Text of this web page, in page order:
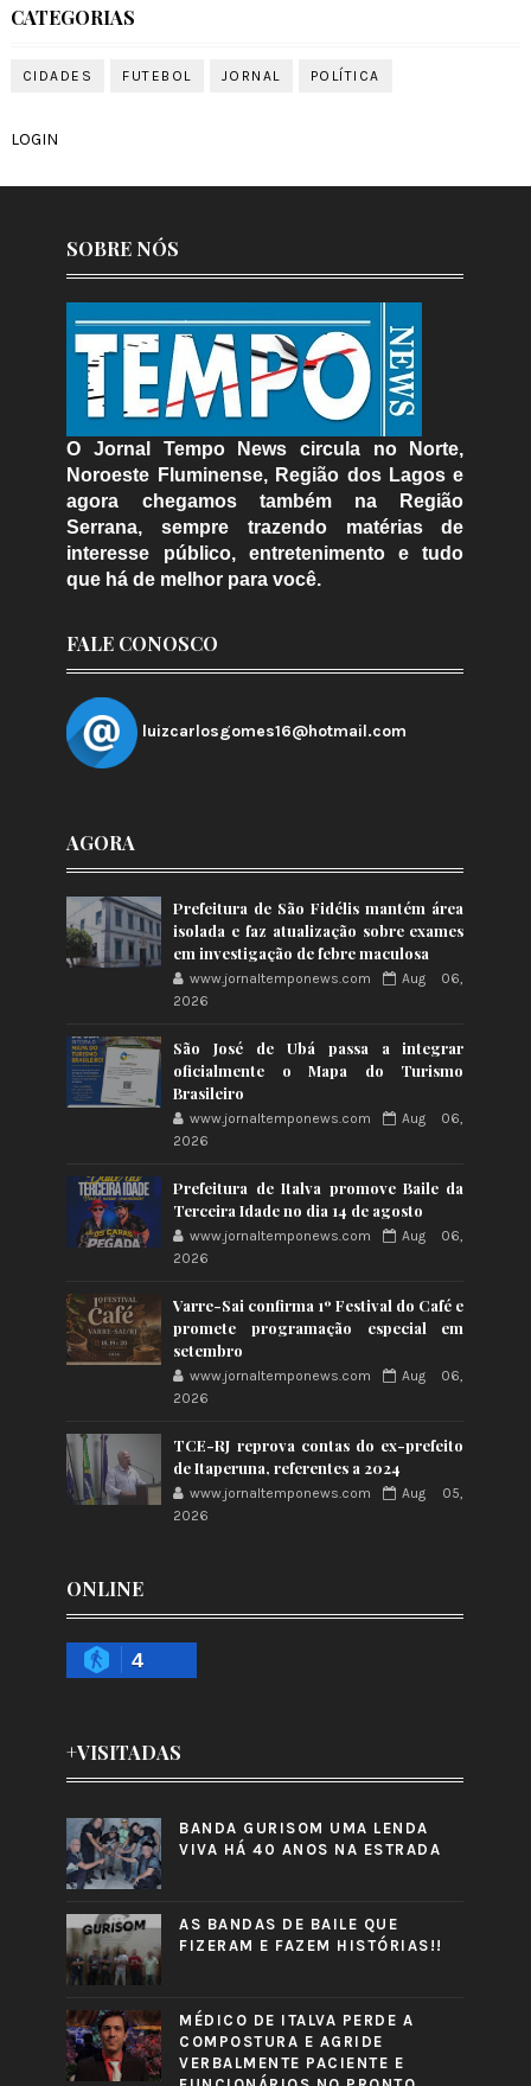
CATEGORIAS
CIDADES FUTEBOL JORNAL POLÍTICA
LOGIN
SOBRE NÓS
O Jornal Tempo News circula no Norte,
Noroeste Fluminense, Região dos Lagos e
agora chegamos também na Região
Serrana, sempre trazendo matérias de
interesse público, entretenimento e tudo
que há de melhor para você.
FALE CONOSCO
luizcarlosgomes16@hotmail.com
AGORA
Prefeitura de São Fidélis mantém área
isolada e faz atualização sobre exames
em investigação de febre maculosa
www.jornaltemponews.com
Aug 06,
2026
São José de Ubá passa a integrar
oficialmente o Mapa do Turismo
Brasileiro
www.jornaltemponews.com
Aug 06,
2026
Prefeitura de Italva promove Baile da
Terceira Idade no dia 14 de agosto
www.jornaltemponews.com
Aug 06,
2026
Varre-Sai confirma 1º Festival do Café e
promete programação especial em
setembro
www.jornaltemponews.com
Aug 06,
2026
TCE-RJ reprova contas do ex-prefeito
de Itaperuna, referentes a 2024
www.jornaltemponews.com
Aug 05,
2026
ONLINE
4
+VISITADAS
BANDA GURISOM UMA LENDA
VIVA HÁ 40 ANOS NA ESTRADA
AS BANDAS DE BAILE QUE
FIZERAM E FAZEM HISTÓRIAS!!
MÉDICO DE ITALVA PERDE A
COMPOSTURA E AGRIDE
VERBALMENTE PACIENTE E